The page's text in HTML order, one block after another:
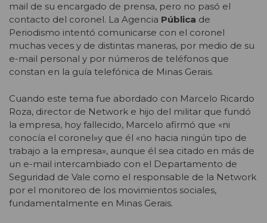
mail de su encargado de prensa, pero no pasó el
contacto del coronel. La Agencia Pública de
Periodismo intentó comunicarse con el coronel
muchas veces y de distintas maneras, por medio de su
e-mail personal y por números de teléfonos que
constan en la guía telefónica de Minas Gerais.
Cuando este tema fue abordado con Marcelo Ricardo
Roza, director de Network e hijo del militar que fundó
la empresa, hoy fallecido, Marcelo afirmó que «ni
conocía el coronel»y que él «no hacia ningún tipo de
trabajo a la empresa», aunque él sea citado en más de
un e-mail intercambiado con el Departamento de
Seguridad de Vale como el responsable de la Network
por el monitoreo de los movimientos sociales,
fundamentalmente en Minas Gerais.